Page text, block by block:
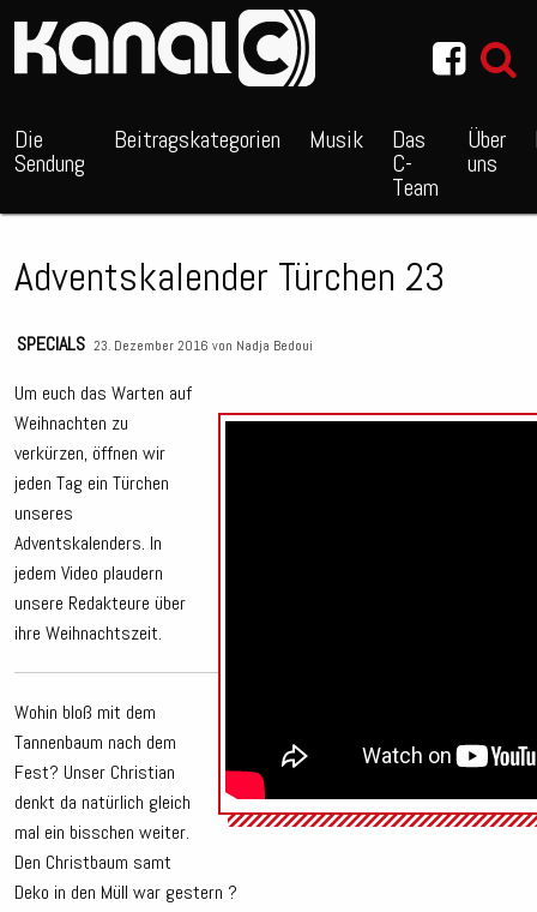
Die
Sendung
Beitragskategorien Musik Das
C-
Team
Über
uns
Adventskalender Türchen 23
SPECIALS 23. Dezember 2016 von Nadja Bedoui
Um euch das Warten auf
Weihnachten zu
verkürzen, öffnen wir
jeden Tag ein Türchen
unseres
Adventskalenders. In
jedem Video plaudern
unsere Redakteure über
ihre Weihnachtszeit.
Wohin bloß mit dem
Tannenbaum nach dem
Fest? Unser Christian
denkt da natürlich gleich
mal ein bisschen weiter.
Den Christbaum samt
Deko in den Müll war gestern ?